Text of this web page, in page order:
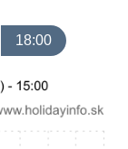
18:00